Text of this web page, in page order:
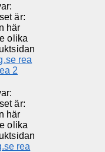
är:
här
olika
är:
här
olika